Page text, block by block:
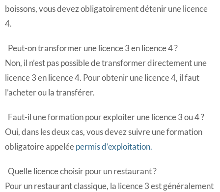
boissons, vous devez obligatoirement détenir une licence
4.
Peut-on transformer une licence 3 en licence 4 ?
Non, il n’est pas possible de transformer directement une
licence 3 en licence 4. Pour obtenir une licence 4, il faut
l’acheter ou la transférer.
Faut-il une formation pour exploiter une licence 3 ou 4 ?
Oui, dans les deux cas, vous devez suivre une formation
obligatoire appeléepermis d’exploitation.
Quelle licence choisir pour un restaurant ?
Pour un restaurant classique, la licence 3 est généralement